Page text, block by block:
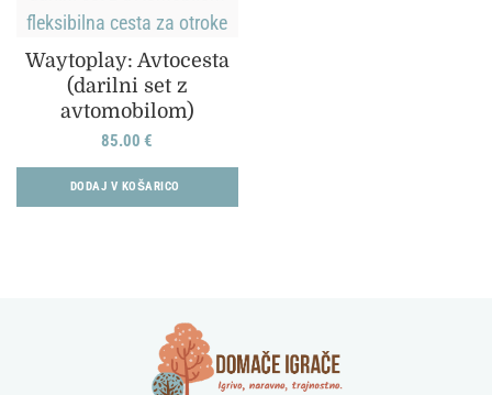
Waytoplay: Avtocesta
(darilni set z
avtomobilom)
85.00€
DODAJ V KOŠARICO